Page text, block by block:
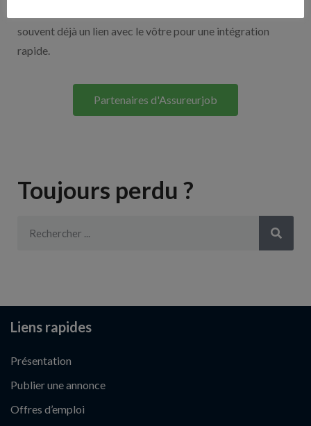
souvent déjà un lien avec le vôtre pour une intégration
rapide.
Partenaires d'Assureurjob
Toujours perdu ?
Liens rapides
Présentation
Publier une annonce
Offres d’emploi